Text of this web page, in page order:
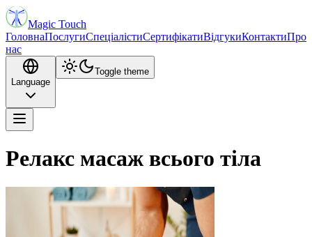
Magic Touch
ГоловнаПослугиСпеціалістиСертифікатиВідгукиКонтактиПро
нас
Language
Toggle theme
Релакс масаж всього тіла